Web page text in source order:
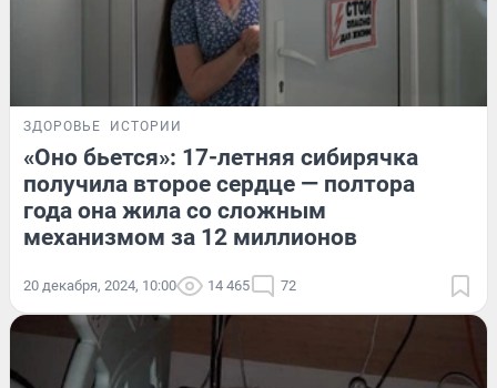
ЗДОРОВЬЕ ИСТОРИИ
«Оно бьется»: 17-летняя сибирячка
получила второе сердце — полтора
года она жила со сложным
механизмом за 12 миллионов
20 декабря, 2024, 10:00 14 465 72